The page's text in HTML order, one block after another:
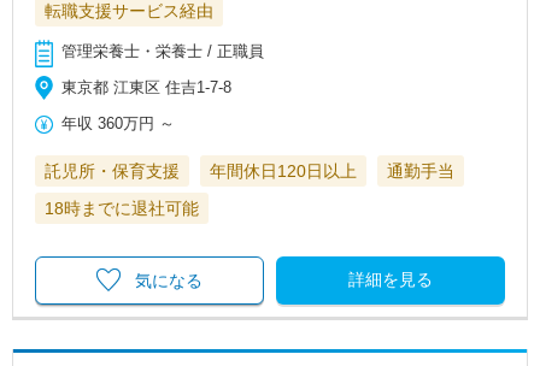
転職支援サービス経由
管理栄養士・栄養士 / 正職員
東京都 江東区 住吉1-7-8
年収 360万円 ～
託児所・保育支援 年間休日120日以上
通勤手当
18時までに退社可能
詳細を見る
気になる